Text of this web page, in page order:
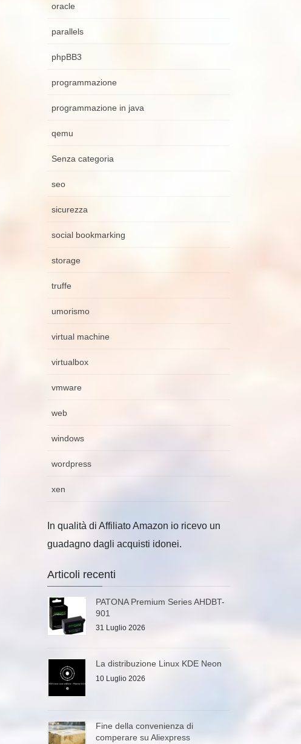
oracle
parallels
phpBB3
programmazione
programmazione in java
qemu
Senza categoria
seo
sicurezza
social bookmarking
storage
truffe
umorismo
virtual machine
virtualbox
vmware
web
windows
wordpress
xen
In qualità di Affiliato Amazon io ricevo un
guadagno dagli acquisti idonei.
Articoli recenti
PATONA Premium Series AHDBT-
901
31 Luglio 2026
La distribuzione Linux KDE Neon
10 Luglio 2026
Fine della convenienza di
comperare su Aliexpress